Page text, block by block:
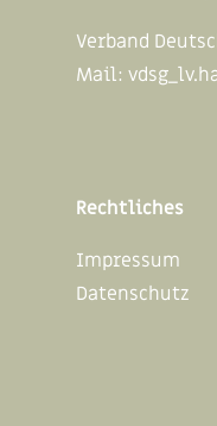
Verband
Mail:
Rechtliches
Impressum
Datenschutz